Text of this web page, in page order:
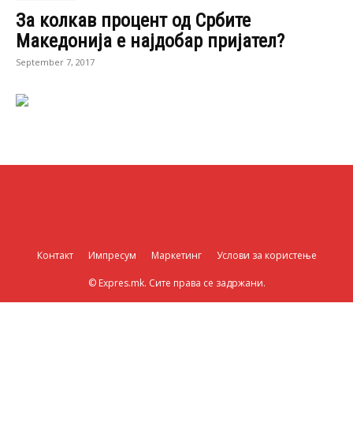
За колкав процент од Србите
Македонија е најдобар пријател?
September 7, 2017
Контакт Импресум Маркетинг Услови за користење
© Expres.mk. Сите права се задржани.